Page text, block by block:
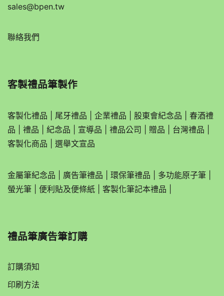
sales@bpen.tw
聯絡我們
客製禮品筆製作
客製化禮品 尾牙禮品 企業禮品 股東會紀念品
春酒禮
品
禮品 紀念品 宣導品 禮品公司 贈品 台灣禮品
客製化商品
選舉文宣品
金屬筆紀念品 廣告筆禮品 環保筆禮品 多功能原子筆
螢光筆
便利貼及便條紙 客製化筆記本禮品
禮品筆廣告筆訂購
訂購須知
印刷方法